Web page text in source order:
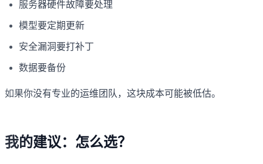
服务器硬件故障要处理
模型要定期更新
安全漏洞要打补丁
数据要备份
如果你没有专业的运维团队，这块成本可能被低估。
我的建议：怎么选？